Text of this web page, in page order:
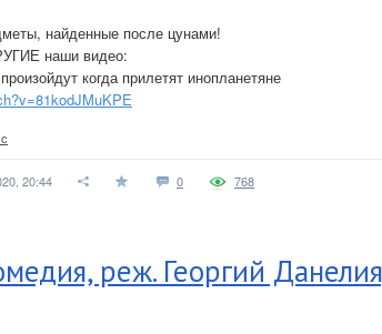
найденные после цунами!
наши видео:
когда прилетят инопланетяне
20:44 0 768
реж. Георгий